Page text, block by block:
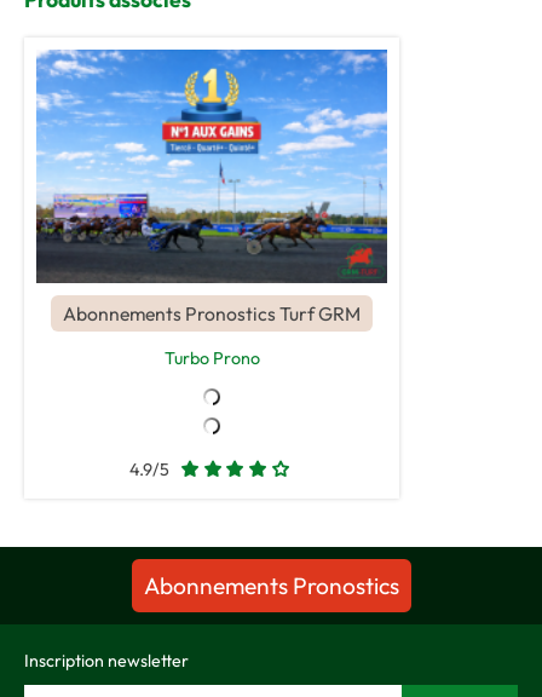
Abonnements Pronostics Turf GRM
Turbo Prono
4.9/5
Abonnements Pronostics
Inscription newsletter